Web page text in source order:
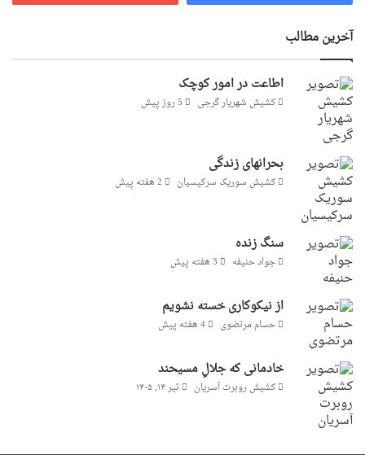
آخرین مطالب
اطاعت در امور کوچک
کشیش شهریار گرجى 5 روز پیش
بحرانهای زندگی
کشیش سوریک سرکیسیان 2 هفته پیش
سنگ زنده
جواد حنیفه 3 هفته پیش
از نیکوکاری خسته نشویم
حسام مرتضوی 4 هفته پیش
خادمانی که جلالِ مسیحند
کشیش روبرت آسریان تیر ۱۴, ۱۴۰۵